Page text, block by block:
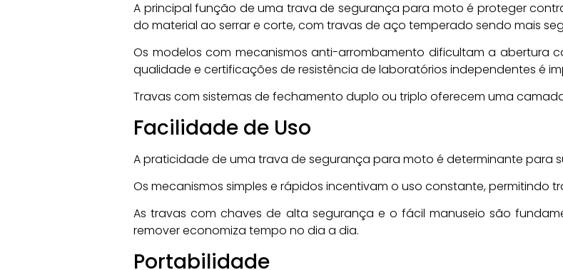
A principal função de uma trava de segurança para moto é proteger
do material ao serrar e corte, com travas de aço temperado sendo mais
Os modelos com mecanismos anti-arrombamento dificultam a abertura
qualidade e certificações de resistência de laboratórios independentes é
Travas com sistemas de fechamento duplo ou triplo oferecem uma
Facilidade de Uso
A praticidade de uma trava de segurança para moto é determinante para
Os mecanismos simples e rápidos incentivam o uso constante, permitindo
As travas com chaves de alta segurança e o fácil manuseio são
remover economiza tempo no dia a dia.
Portabilidade